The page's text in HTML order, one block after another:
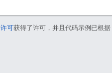
可获得了许可，并且代码示例已根据